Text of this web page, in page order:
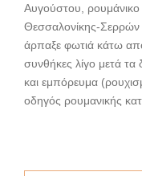
Αυγούστου, ρουμάνικο
Θεσσαλονίκης-
άρπαξε φωτιά κάτω από
συνθήκες λίγο μετά τα
και εμπόρευμα
οδηγός ρουμανικής